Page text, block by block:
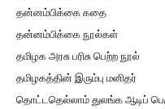
தன்னம்பிக்கை கதை
தன்னம்பிக்கை நூல்கள்
தமிழக அரசு பரிசு பெற்ற நூல்
தமிழகத்தின் இரும்பு மனிதர்
தொட்டதெல்லாம் துலங்க ஆடிப்